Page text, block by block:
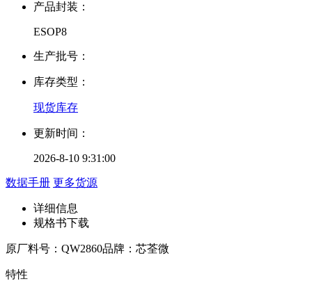
产品封装：
ESOP8
生产批号：
库存类型：
现货库存
更新时间：
2026-8-10 9:31:00
数据手册 更多货源
详细信息
规格书下载
原厂料号： QW2860品牌： 芯荃微
特性